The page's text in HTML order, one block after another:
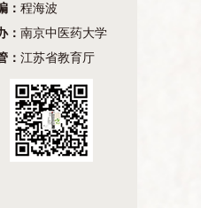
： 程海波
： 南京中医药大学
： 江苏省教育厅